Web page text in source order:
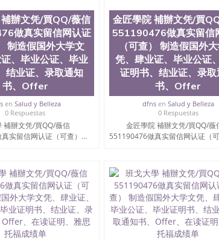
办国外可查文凭QQ微信551190476网上购买真文凭
信551190476 国外资格证书办理QQ微信551190476
QQ微信551190476 圣何塞州立大学（San Jose State
简称SJSU，是加州历史悠久的大学之一，也是美西
地154公顷。它是一所位于加利福尼亚州的著名综合
薪资，浓厚的多元化学术氛围，杰出的本科教育质量
，每年有来自世界各地的成百上千的海外学生前往求
、实习机会和影响力的高等教育机构，并获誉为美国
在当今美国大学教学排名中表现优异。其毕业生大多
多硅谷公司甚至在学生大三和大四的学期提供许多
是加州州立大学系统(CSU), 圣何塞州立大学都占据着
硅谷(Silicon Valley), 于附近的旧金山-圣何塞地区为
，工商管理学，艺术设计，和航空学等，深受性肯定
众多不同国家的专业人士前来研究与学习。 二、办
； 3、公司确认到账转制作点做电子图； 4、电子图
； 6、成品做好拍照或者视频确认再付余款； 7、快
的证明材料 1、教育部学历学位认证，留服真实存档
馆网站真实存档可查。 3、留信网真实可查认证办理
艺术与建筑学院、商学院、交流学院、地球及物质科
辦文凭/買QQ/薇信
做真实留信网认证
制造假国外大学文
、毕业公证、毕业
结业证、录取通知
书、Offer
enSalud y Belleza
0 Respuestas
補辦文凭/買QQ/薇信
实留信网认证（可查）...
金匠學院 補辦文凭/買
551190476做真实留信
（可查） 制造假国外
凭、肆业证、毕业公证
证明书、结业证、录取
书、Offer
dfnsen Salud y Belleza
0 Respuestas
金匠學院 補辦文凭/買QQ/薇
551190476做真实留信网认证（